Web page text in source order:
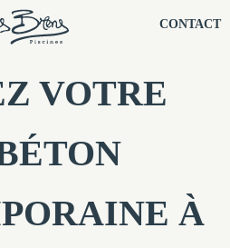
CONTACT
VOTRE
À